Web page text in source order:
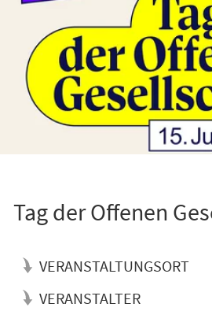
Tag der Offenen
VERANSTALTUNGSORT
VERANSTALTER